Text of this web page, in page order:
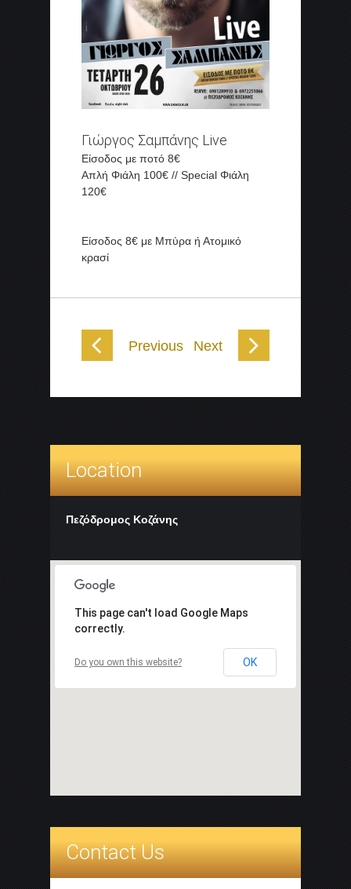
Γιώργος Σαμπάνης Live
Είσοδος με ποτό 8€
Απλή Φιάλη 100€ // Special Φιάλη
120€
Είσοδος 8€ με Μπύρα ή Ατομικό
κρασί
Previous Next
Location
Πεζόδρομος Κοζάνης
This page can't load Google Maps
correctly.
Do you own this website? OK
Contact Us